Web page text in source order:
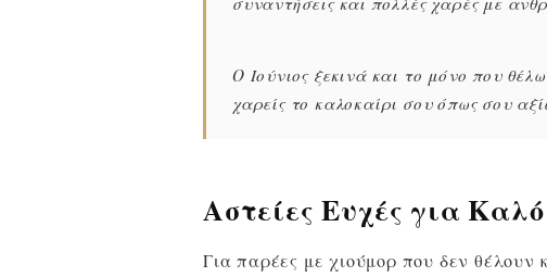
O Ιούνιος ξεκινά και το μόνο που
χαρείς το καλοκαίρι σου όπως σου
Αστείες Ευχές για
Για παρέες με χιούμορ που δεν θέλουν